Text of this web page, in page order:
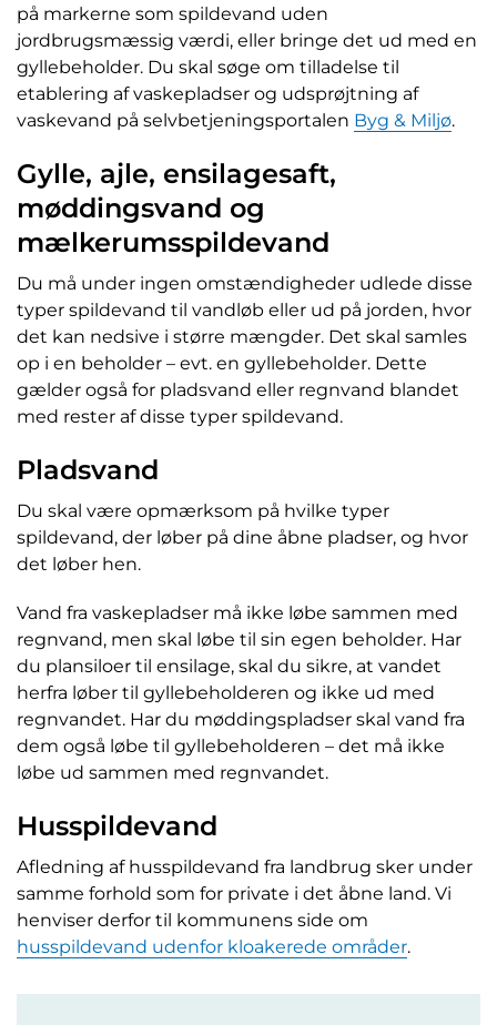
på markerne som spildevand uden
jordbrugsmæssig værdi, eller bringe det ud med en
gyllebeholder. Du skal søge om tilladelse til
etablering af vaskepladser og udsprøjtning af
vaskevand på selvbetjeningsportalen Byg & Miljø.
Gylle, ajle, ensilagesaft,
møddingsvand og
mælkerumsspildevand
Du må under ingen omstændigheder udlede disse
typer spildevand til vandløb eller ud på jorden, hvor
det kan nedsive i større mængder. Det skal samles
op i en beholder – evt. en gyllebeholder. Dette
gælder også for pladsvand eller regnvand blandet
med rester af disse typer spildevand.
Pladsvand
Du skal være opmærksom på hvilke typer
spildevand, der løber på dine åbne pladser, og hvor
det løber hen.
Vand fra vaskepladser må ikke løbe sammen med
regnvand, men skal løbe til sin egen beholder. Har
du plansiloer til ensilage, skal du sikre, at vandet
herfra løber til gyllebeholderen og ikke ud med
regnvandet. Har du møddingspladser skal vand fra
dem også løbe til gyllebeholderen – det må ikke
løbe ud sammen med regnvandet.
Husspildevand
Afledning af husspildevand fra landbrug sker under
samme forhold som for private i det åbne land. Vi
henviser derfor til kommunens side om
husspildevand udenfor kloakerede områder.